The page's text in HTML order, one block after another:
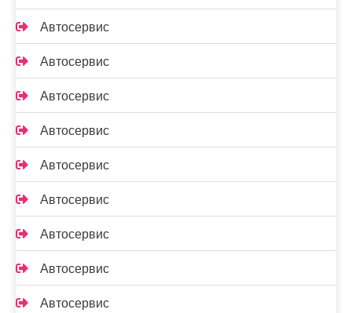
Автосервис
Автосервис
Автосервис
Автосервис
Автосервис
Автосервис
Автосервис
Автосервис
Автосервис